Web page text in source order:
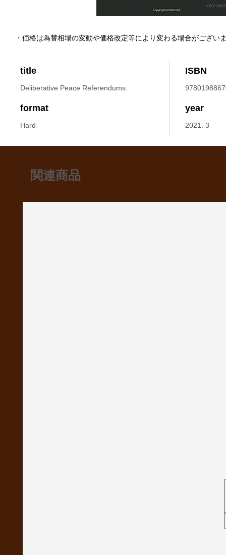
title
Deliberative Peace Referendums.
ISBN
format
Hard
year
2021. 3
・価格は為替相場の変動や価格改定等により変わる場合がござい
関連商品